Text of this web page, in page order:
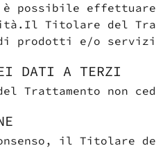
è possibile
Titolare del
prodotti e/o
DATI A TERZI
Trattamento non
il Titolare